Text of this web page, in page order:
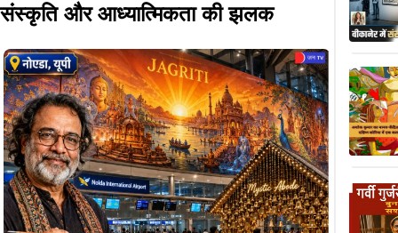
संस्कृति और आध्यात्मिकता की झलक